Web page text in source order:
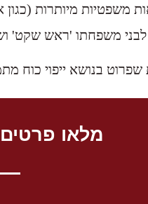
משפטיות מיותרות
לבני משפחתו 'ראש שקט'
שפרוט בנושא ייפוי כוח
מלאו פרטים או